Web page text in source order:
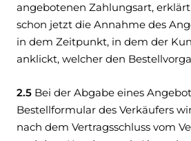
angebotenen Zahlungsart,
schon jetzt die Annahme des
in dem Zeitpunkt, in dem der
anklickt, welcher den
2.5 Bei der Abgabe eines
Bestellformular des Verkäufers
nach dem Vertragsschluss vom